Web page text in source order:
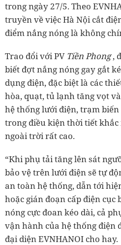
trong ngày 27/5. Theo
truyền về việc Hà Nội cắt
điểm nắng nóng là không
Trao đổi với PV Tiền Phong,
biết đợt nắng nóng gay gắt
dụng điện, đặc biệt là các
hòa, quạt, tủ lạnh tăng vọt
hệ thống lưới điện, trạm
trong điều kiện thời tiết
ngoài trời rất cao.
“Khi phụ tải tăng lên sát
bảo vệ trên lưới điện sẽ tự
an toàn hệ thống, dẫn tới
hoặc gián đoạn cấp điện cục
nóng cực đoan kéo dài, cả
vận hành của hệ thống điện
đại diện EVNHANOI cho hay.